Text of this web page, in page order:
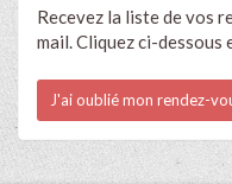
Recevez la liste de vos
mail. Cliquez ci-dessous
J'ai oublié mon rendez-